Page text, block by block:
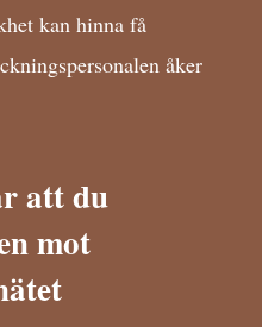
kan hinna få
åker
att du
mot